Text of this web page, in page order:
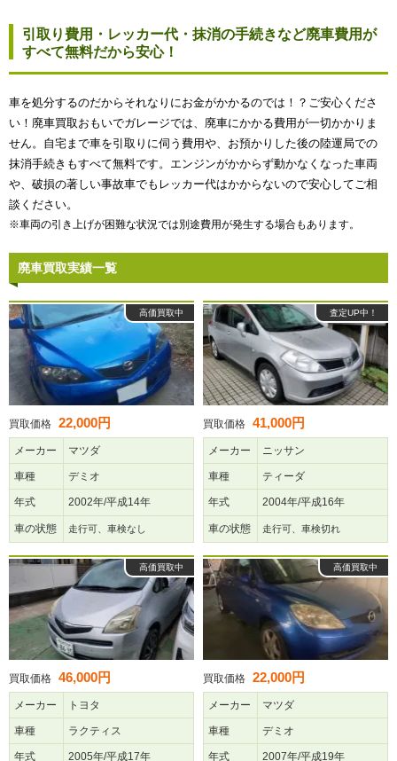
引取り費用・レッカー代・抹消の手続きなど廃車費用が
すべて無料だから安心！
車を処分するのだからそれなりにお金がかかるのでは！？ご安心くださ
い！廃車買取おもいでガレージでは、廃車にかかる費用が一切かかりま
せん。自宅まで車を引取りに伺う費用や、お預かりした後の陸運局での
抹消手続きもすべて無料です。エンジンがかからず動かなくなった車両
や、破損の著しい事故車でもレッカー代はかからないので安心してご相
談ください。
※車両の引き上げが困難な状況では別途費用が発生する場合もあります。
廃車買取実績一覧
高価買取中
買取価格 22,000円
メーカー マツダ
車種 デミオ
年式 2002年/平成14年
車の状態 走行可、車検なし
査定UP中！
買取価格 41,000円
メーカー ニッサン
車種 ティーダ
年式 2004年/平成16年
車の状態 走行可、車検切れ
高価買取中
買取価格 46,000円
メーカー トヨタ
車種 ラクティス
年式 2005年/平成17年
高価買取中
買取価格 22,000円
メーカー マツダ
車種 デミオ
年式 2007年/平成19年